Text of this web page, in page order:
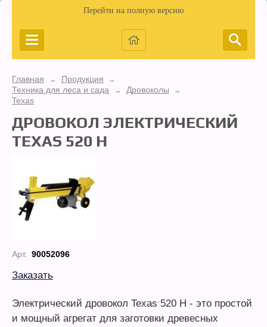
Перейти на полную версию
Главная → Продукция →
Техника для леса и сада → Дровоколы →
Texas
ДРОВОКОЛ ЭЛЕКТРИЧЕСКИЙ
TEXAS 520 H
Арт. 90052096
Заказать
Электрический дровокол Texas 520 H - это простой
и мощный агрегат для заготовки древесных